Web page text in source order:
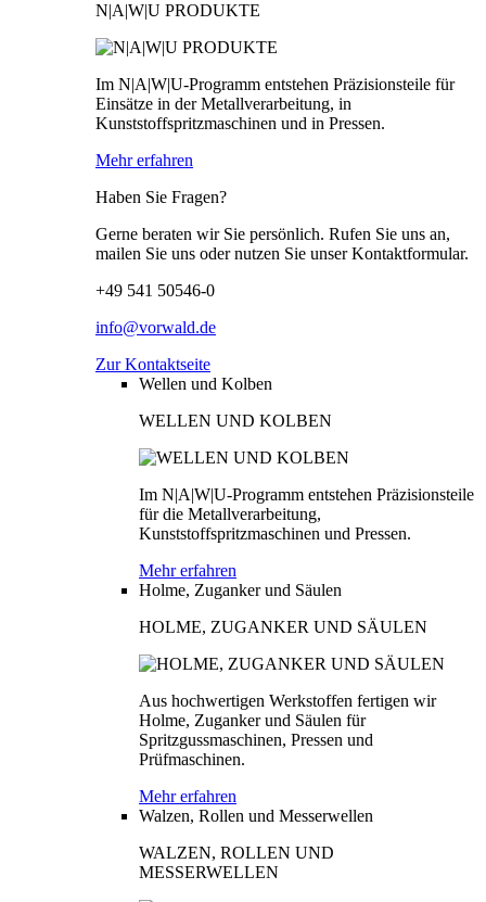
N|A|W|U PRODUKTE
Im N|A|W|U-Programm entstehen Präzisionsteile für
Einsätze in der Metallverarbeitung, in
Kunststoffspritzmaschinen und in Pressen.
Mehr erfahren
Haben Sie Fragen?
Gerne beraten wir Sie persönlich. Rufen Sie uns an,
mailen Sie uns oder nutzen Sie unser Kontaktformular.
+49 541 50546-0
info@vorwald.de
Zur Kontaktseite
Wellen und Kolben
WELLEN UND KOLBEN
Im N|A|W|U-Programm entstehen Präzisionsteile
für die Metallverarbeitung,
Kunststoffspritzmaschinen und Pressen.
Mehr erfahren
Holme, Zuganker und Säulen
HOLME, ZUGANKER UND SÄULEN
Aus hochwertigen Werkstoffen fertigen wir
Holme, Zuganker und Säulen für
Spritzgussmaschinen, Pressen und
Prüfmaschinen.
Mehr erfahren
Walzen, Rollen und Messerwellen
WALZEN, ROLLEN UND
MESSERWELLEN